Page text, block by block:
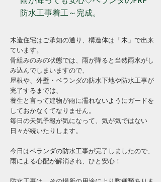
防水工事着工～完成。
木造住宅はご承知の通り、構造体は「木」で出来
ています。
骨組みのみの状態では、雨が降ると当然雨水がし
み込んでしまいますので、
屋根や、外壁・ベランダの防水下地や防水工事が
完了するまでは、
養生と言って建物が雨に濡れないようにガードを
しておかなくてなりません。
毎日の天気予報が気になって、気が気ではない
日々が続いたりします。
今日はベランダの防水工事が完了しましたので、
雨による心配が解消され、ひと安心！